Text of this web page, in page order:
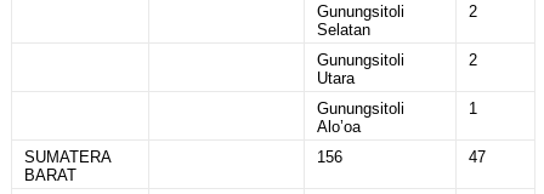
Gunungsitoli
Selatan
2
Gunungsitoli
Utara
2
Gunungsitoli
Alo’oa
1
SUMATERA
BARAT
156 47